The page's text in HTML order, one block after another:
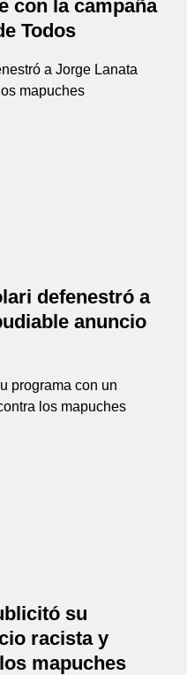
con la campaña
Todos
defenestró a
anuncio
su
racista y
mapuches